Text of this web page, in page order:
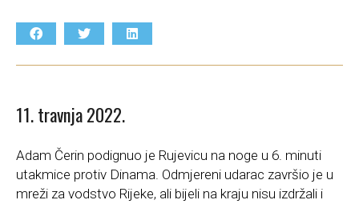
11. travnja 2022.
Adam Čerin podignuo je Rujevicu na noge u 6. minuti
utakmice protiv Dinama. Odmjereni udarac završio je u
mreži za vodstvo Rijeke, ali bijeli na kraju nisu izdržali i